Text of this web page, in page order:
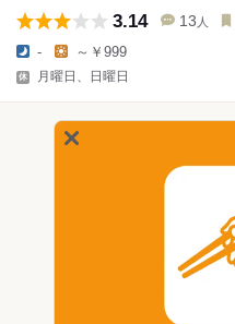
3.14 13 人
- ～￥999
月曜日、日曜日